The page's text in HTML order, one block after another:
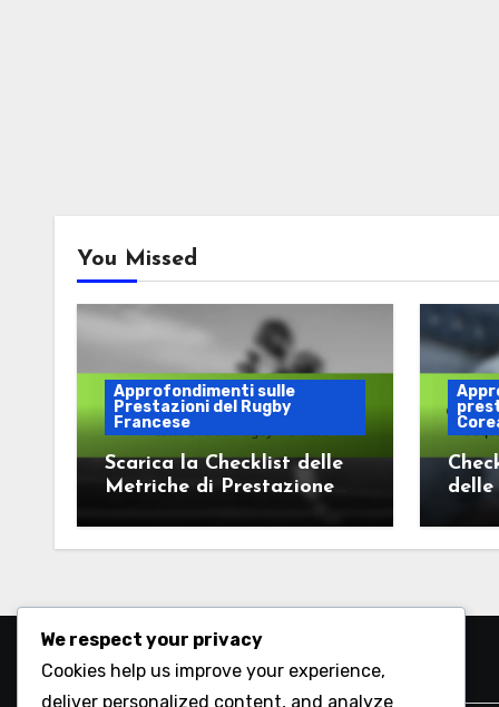
You Missed
Approfondimenti sulle
Prestazioni del Rugby
Francese
Scarica la Checklist delle
Metriche di Prestazione
Cerca
We respect your privacy
Cookies help us improve your experience,
deliver personalized content, and analyze